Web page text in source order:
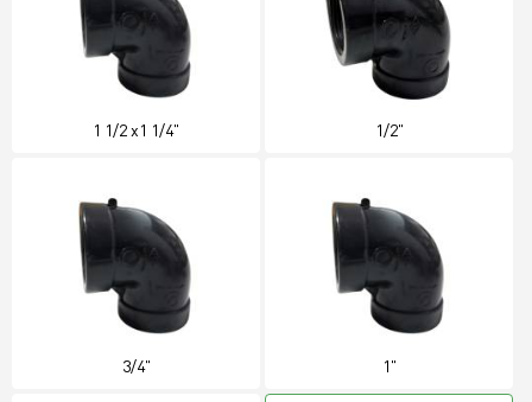
1 1/2 x1 1/4" 1/2"
3/4" 1"